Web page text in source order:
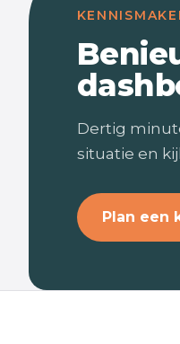
Dertig
situatie en
Plan een